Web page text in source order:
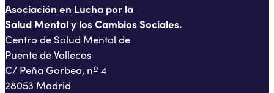
Asociación en Lucha por la
Salud Mental y los Cambios Sociales.
Centro de Salud Mental de
Puente de Vallecas
C/ Peña Gorbea, nº 4
28053 Madrid